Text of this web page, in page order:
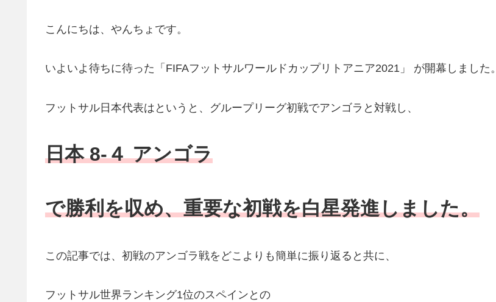
こんにちは、やんちょです。
いよいよ待ちに待った「FIFAフットサルワールドカップリトアニア2021」 が開幕しました。
フットサル日本代表はというと、グループリーグ初戦でアンゴラと対戦し、
日本 8-４ アンゴラ
で勝利を収め、重要な初戦を白星発進しました。
この記事では、初戦のアンゴラ戦をどこよりも簡単に振り返ると共に、
フットサル世界ランキング1位のスペインとの